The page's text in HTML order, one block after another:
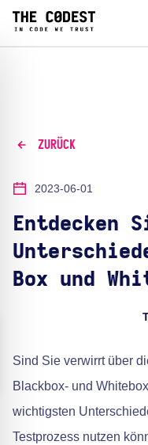
ZURÜCK
2023-06-01
Entdecken
Box und
Sind Sie verwirrt über
Blackbox- und
wichtigsten
Testprozess nutzen